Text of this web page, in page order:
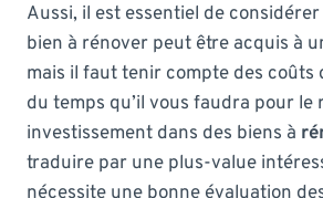
Aussi, il est essentiel de considérer
bien à rénover peut être acquis à
mais il faut tenir compte des coûts
du temps qu’il vous faudra pour le
investissement dans des biens à
traduire par une plus-value